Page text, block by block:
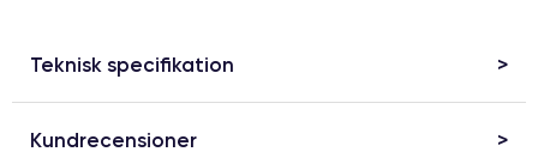
Teknisk specifikation
Kundrecensioner